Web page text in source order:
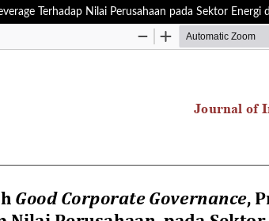
Terhadap Nilai Perusahaan pada Sektor Energi